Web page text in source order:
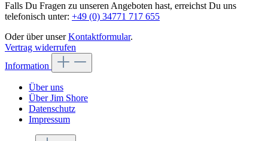
Falls Du Fragen zu unseren Angeboten hast, erreichst Du uns
telefonisch unter: +49 (0) 34771 717 655
Oder über unserKontaktformular.
Vertrag widerrufen
Information
Über uns
Über Jim Shore
Datenschutz
Impressum